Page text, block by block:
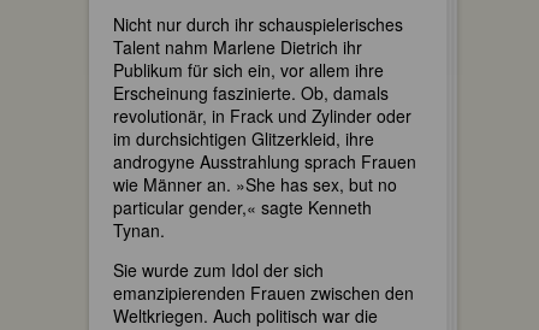
Nicht nur durch ihr schauspielerisches
Talent nahm Marlene Dietrich ihr
Publikum für sich ein, vor allem ihre
Erscheinung faszinierte. Ob, damals
revolutionär, in Frack und Zylinder oder
im durchsichtigen Glitzerkleid, ihre
androgyne Ausstrahlung sprach Frauen
wie Männer an. »She has sex, but no
particular gender,« sagte Kenneth
Tynan.
Sie wurde zum Idol der sich
emanzipierenden Frauen zwischen den
Weltkriegen. Auch politisch war die